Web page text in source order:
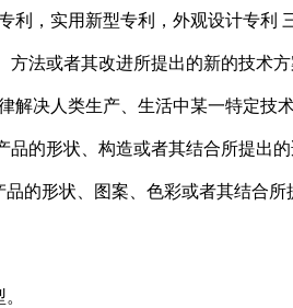
利，实用新型专利，外观设计专利
方法或者其改进所提出的新的技术方
解决人类生产、生活中某一特定技
品的形状、构造或者其结合所提出
的形状、图案、色彩或者其结合所